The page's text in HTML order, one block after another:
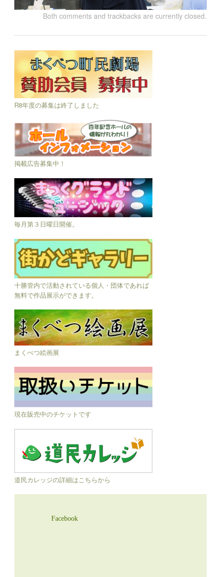
Both comments and trackbacks are currently closed.
R8年度の募集は終了しました
掲載広告募集中！
毎月第３日曜日開催。
十勝管内で活動されている個人・団体であれば
無料で作品展示ができます。
まくべつ絵画展
現在販売中のチケットです
道民カレッジの詳細はこちらから
Facebook